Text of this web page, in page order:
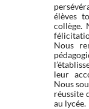
élèves
collège.
Nous
leur
Nous
réussite
au lycée.